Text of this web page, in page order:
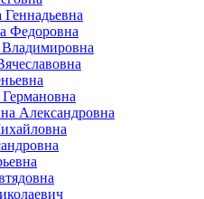
Федоровна
Александровна